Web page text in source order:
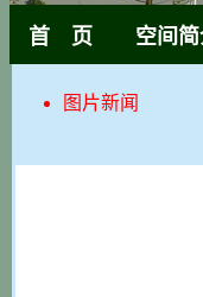
首 页 空间
图片新闻